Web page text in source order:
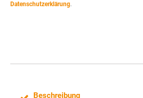
Datenschutzerklärung.
Beschreibung